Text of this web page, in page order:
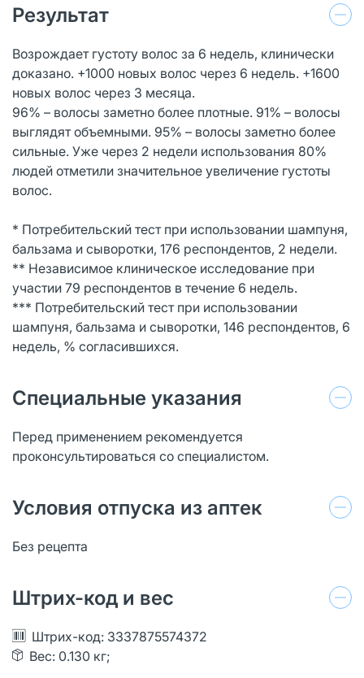
Результат
Возрождает густоту волос за 6 недель, клинически
доказано. +1000 новых волос через 6 недель. +1600
новых волос через 3 месяца.
96% – волосы заметно более плотные. 91% – волосы
выглядят объемными. 95% – волосы заметно более
сильные. Уже через 2 недели использования 80%
людей отметили значительное увеличение густоты
волос.
* Потребительский тест при использовании шампуня,
бальзама и сыворотки, 176 респондентов, 2 недели.
** Независимое клиническое исследование при
участии 79 респондентов в течение 6 недель.
*** Потребительский тест при использовании
шампуня, бальзама и сыворотки, 146 респондентов, 6
недель, % согласившихся.
Специальные указания
Перед применением рекомендуется
проконсультироваться со специалистом.
Условия отпуска из аптек
Без рецепта
Штрих-код и вес
Штрих-код: 3337875574372
Вес: 0.130 кг;